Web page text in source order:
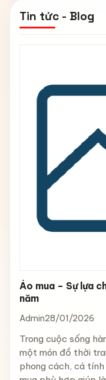
Tin tức - Blog
Áo mua – Sự lựa
năm
Admin28/01/2026
Trong cuộc sống
một món đồ thời
phong cách, cá tính